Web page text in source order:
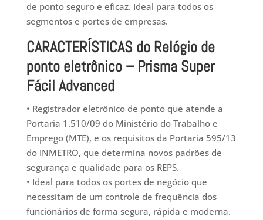
de ponto seguro e eficaz. Ideal para todos os
segmentos e portes de empresas.
CARACTERÍSTICAS do Relógio de
ponto eletrônico – Prisma Super
Fácil Advanced
• Registrador eletrônico de ponto que atende a
Portaria 1.510/09 do Ministério do Trabalho e
Emprego (MTE), e os requisitos da Portaria 595/13
do INMETRO, que determina novos padrões de
segurança e qualidade para os REPS.
• Ideal para todos os portes de negócio que
necessitam de um controle de frequência dos
funcionários de forma segura, rápida e moderna.